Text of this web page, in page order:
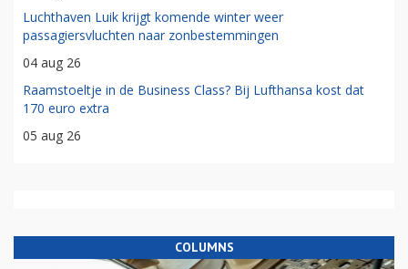
Luchthaven Luik krijgt komende winter weer
passagiersvluchten naar zonbestemmingen
04 aug 26
Raamstoeltje in de Business Class? Bij Lufthansa kost dat
170 euro extra
05 aug 26
COLUMNS